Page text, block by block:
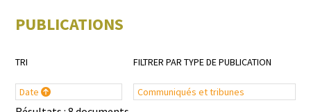
PUBLICATIONS
TRI
Date
FILTRER PAR TYPE DE PUBLICATION
Communiqués et tribunes